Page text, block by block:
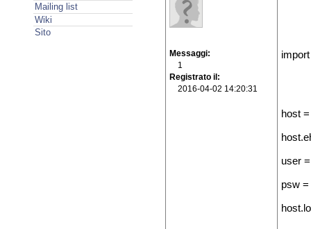
Mailing list
Wiki
Sito
Messaggi
1
Registrato il
2016-04-02 14:20:31
host
user
psw